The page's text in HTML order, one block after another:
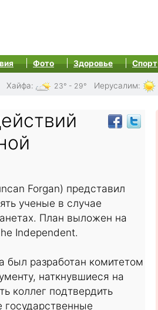
Фото Здоровье Спорт
Хайфа: 23° - 29° Иерусалим:
Forgan) представил
ученые в случае
План выложен на
Independent.
был разработан комитетом
наткнувшиеся на
коллег подтвердить
государственные